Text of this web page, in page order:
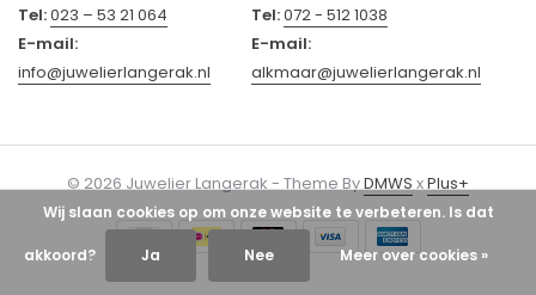
Tel:023 – 53 21 064
E-mail:
info@juwelierlangerak.nl
Tel:072 - 512 1038
E-mail:
alkmaar@juwelierlangerak.nl
© 2026 Juwelier Langerak - Theme ByDMWSxPlus+
Wij slaan cookies op om onze website te verbeteren. Is dat
akkoord? Ja Nee Meer over cookies »